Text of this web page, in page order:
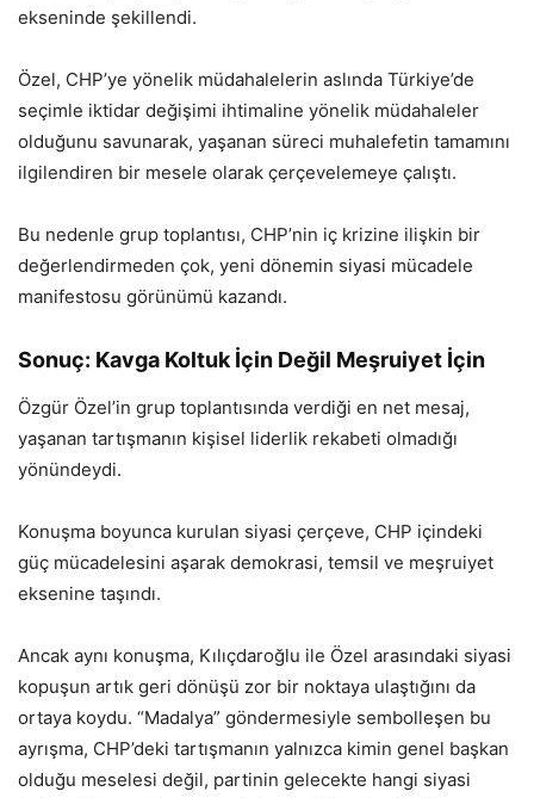
ekseninde şekillendi.
Özel, CHP’ye yönelik müdahalelerin aslında Türkiye’de
seçimle iktidar değişimi ihtimaline yönelik müdahaleler
olduğunu savunarak, yaşanan süreci muhalefetin tamamını
ilgilendiren bir mesele olarak çerçevelemeye çalıştı.
Bu nedenle grup toplantısı, CHP’nin iç krizine ilişkin bir
değerlendirmeden çok, yeni dönemin siyasi mücadele
manifestosu görünümü kazandı.
Sonuç: Kavga Koltuk İçin Değil Meşruiyet İçin
Özgür Özel’in grup toplantısında verdiği en net mesaj,
yaşanan tartışmanın kişisel liderlik rekabeti olmadığı
yönündeydi.
Konuşma boyunca kurulan siyasi çerçeve, CHP içindeki
güç mücadelesini aşarak demokrasi, temsil ve meşruiyet
eksenine taşındı.
Ancak aynı konuşma, Kılıçdaroğlu ile Özel arasındaki siyasi
kopuşun artık geri dönüşü zor bir noktaya ulaştığını da
ortaya koydu. “Madalya” göndermesiyle sembolleşen bu
ayrışma, CHP’deki tartışmanın yalnızca kimin genel başkan
olduğu meselesi değil, partinin gelecekte hangi siyasi